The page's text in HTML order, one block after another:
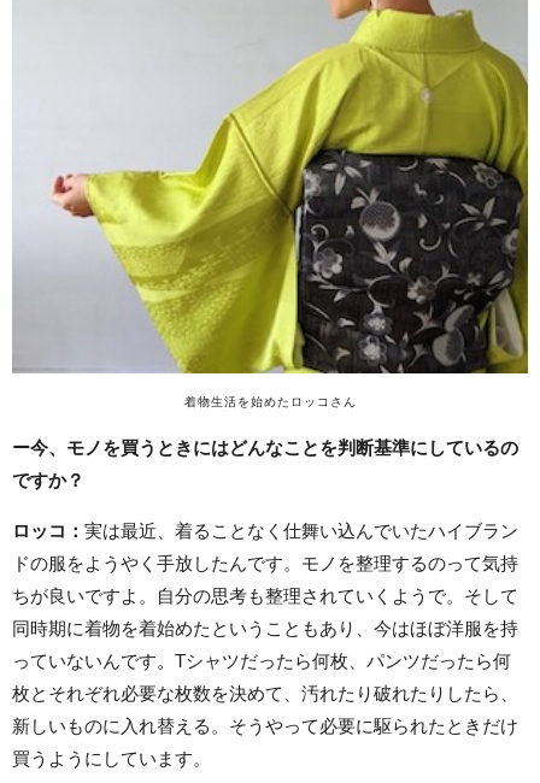
着物生活を始めたロッコさん
ー今、モノを買うときにはどんなことを判断基準にしているの
ですか？
ロッコ ： 実は最近、着ることなく仕舞い込んでいたハイブラン
ドの服をようやく手放したんです。モノを整理するのって気持
ちが良いですよ。自分の思考も整理されていくようで。そして
同時期に着物を着始めたということもあり、今はほぼ洋服を持
っていないんです。Tシャツだったら何枚、パンツだったら何
枚とそれぞれ必要な枚数を決めて、汚れたり破れたりしたら、
新しいものに入れ替える。そうやって必要に駆られたときだけ
買うようにしています。